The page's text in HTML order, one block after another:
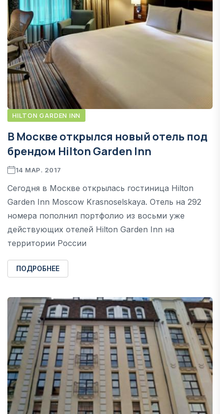
HILTON GARDEN INN
В Москве открылся новый отель под
брендом Hilton Garden Inn
14 МАР. 2017
Сегодня в Москве открылась гостиница Hilton
Garden Inn Moscow Krasnoselskaya. Отель на 292
номера пополнил портфолио из восьми уже
действующих отелей Hilton Garden Inn на
территории России
ПОДРОБНЕЕ